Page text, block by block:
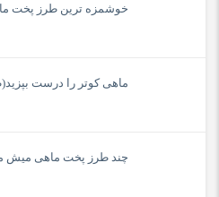
خوشمزه ترین طرز پخت
ماهی کوتر را درست
چند طرز پخت ماهی میش